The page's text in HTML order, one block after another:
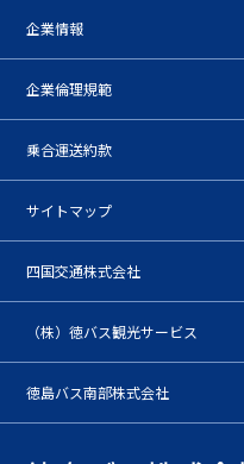
企業情報
企業倫理規範
乗合運送約款
サイトマップ
四国交通株式会社
（株）徳バス観光サービス
徳島バス南部株式会社